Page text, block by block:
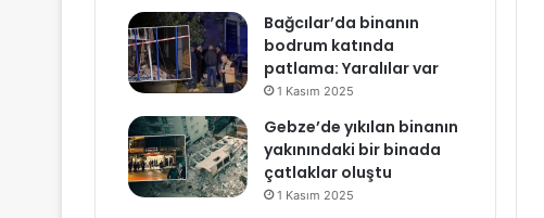
Bağcılar’da binanın
bodrum katında
patlama: Yaralılar var
1 Kasım 2025
Gebze’de yıkılan binanın
yakınındaki bir binada
çatlaklar oluştu
1 Kasım 2025